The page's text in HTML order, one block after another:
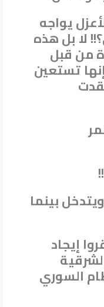
يواجه
لا بل هذه
من قبل
تستعين
بينما
إيجاد
السوري